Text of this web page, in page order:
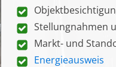
Stellungnahmen
Markt- und
Energieausweis